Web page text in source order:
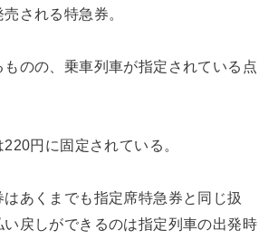
される特急券。
ものの、乗車列車が指定されている点
円に固定されている。
あくまでも指定席特急券と同じ扱
い戻しができるのは指定列車の出発時